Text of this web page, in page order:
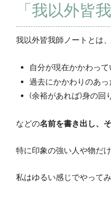
「我以外皆
我以外皆我師ノートとは
自分が現在かかわって
過去にかかわりのあっ
(余裕があれば)身の回
などの名前を書き出し、
特に印象の強い人や物だ
私はゆるい感じでやって